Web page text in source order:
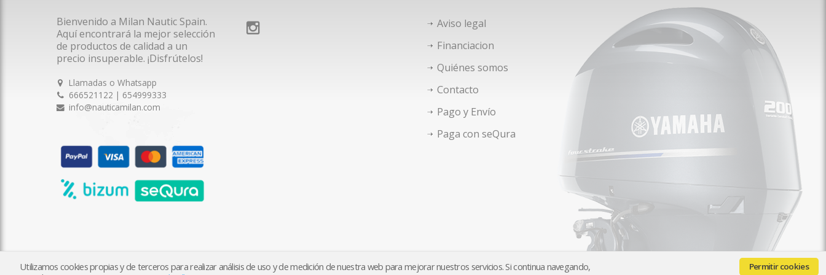
Utilizamos cookies propias y de terceros para realizar análisis de uso y de medición de nuestra web para mejorar nuestros servicios. Si continua navegando,
Permitir cookies
Bienvenido a Milan Nautic Spain.
Aquí encontrará la mejor selección
de productos de calidad a un
precio insuperable. ¡Disfrútelos!
Llamadas o Whatsapp
666521122 | 654999333
info@nauticamilan.com
Aviso legal
Financiacion
Quiénes somos
Contacto
Pago y Envío
Paga con seQura